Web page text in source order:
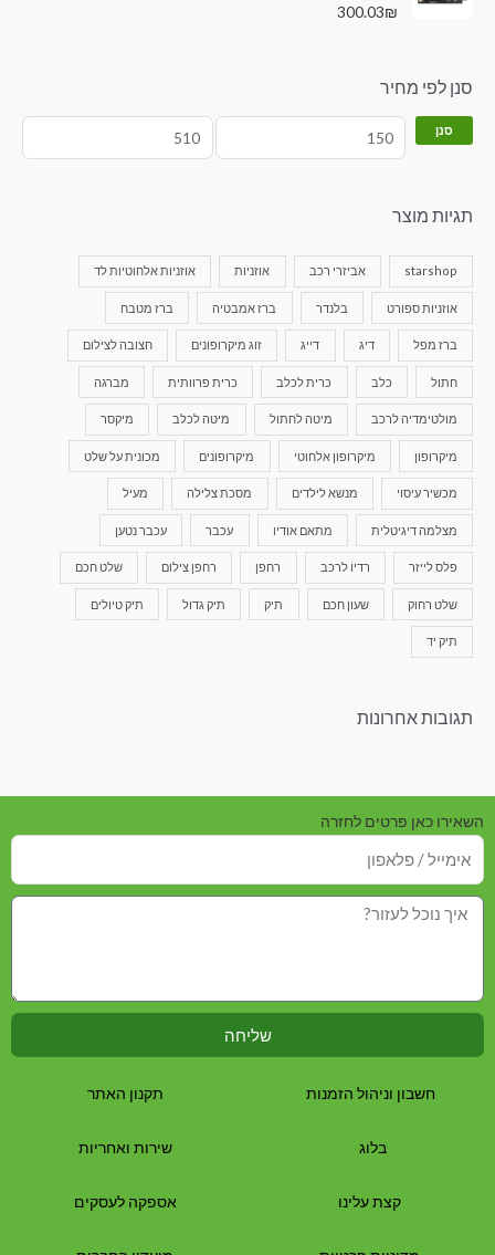
דורג5.00
300.03₪
סנן לפי מחיר
סנן
תגיות מוצר
starshop אביזרי רכב אוזניות אוזניות אלחוטיות לד
אוזניות ספורט בלנדר ברז אמבטיה ברז מטבח
ברז מפל דיג דייג זוג מיקרופונים חצובה לצילום
חתול כלב כרית לכלב כרית פרוותית מברגה
מולטימדיה לרכב מיטה לחתול מיטה לכלב מיקסר
מיקרופון מיקרופון אלחוטי מיקרופונים מכונית על שלט
מכשיר עיסוי מנשא לילדים מסכת צלילה מעיל
מצלמה דיגיטלית מתאם אודיו עכבר עכבר נטען
פלס לייזר רדיו לרכב רחפן רחפן צילום שלט חכם
שלט רחוק שעון חכם תיק תיק גדול תיק טיולים
תיק יד
תגובות אחרונות
השאירו כאן פרטים לחזרה
שליחה
חשבון וניהול הזמנות
בלוג
קצת עלינו
תקנון האתר
שירות ואחריות
אספקה לעסקים